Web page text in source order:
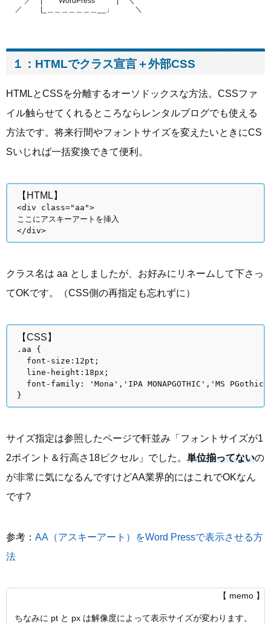
１：HTMLでクラス宣言＋外部CSS
HTMLとCSSを分離するオーソドックスな方法。CSSファ
イル触らせてくれるところならレンタルブログでも使える
方法です。将来行間やフォントサイズを変えたいときにCS
Sいじれば一括変換できて便利。
【HTML】
<div class="aa">
ここにアスキーアートを挿入
</div>
クラス名は aa としましたが、お好みにリネームして下さっ
てOKです。（CSS側の再指定も忘れずに）
【CSS】
.aa {
font-size:12pt;
line-height:18px;
font-family: 'Mona','IPA MONAPGOTHIC','MS
}
サイズ指定は参照したページで軒並み「フォントサイズが1
2ポイント＆行高さ18ピクセル」でした。 単位揃ってないの
が非常に気になるんですけどAA業界的にはこれでOKなん
です?
参考： AA（アスキーアート）をWord Pressで表示させる方
法
【 memo 】
ちなみに pt と px は解像度によって表示サイズが変わります。